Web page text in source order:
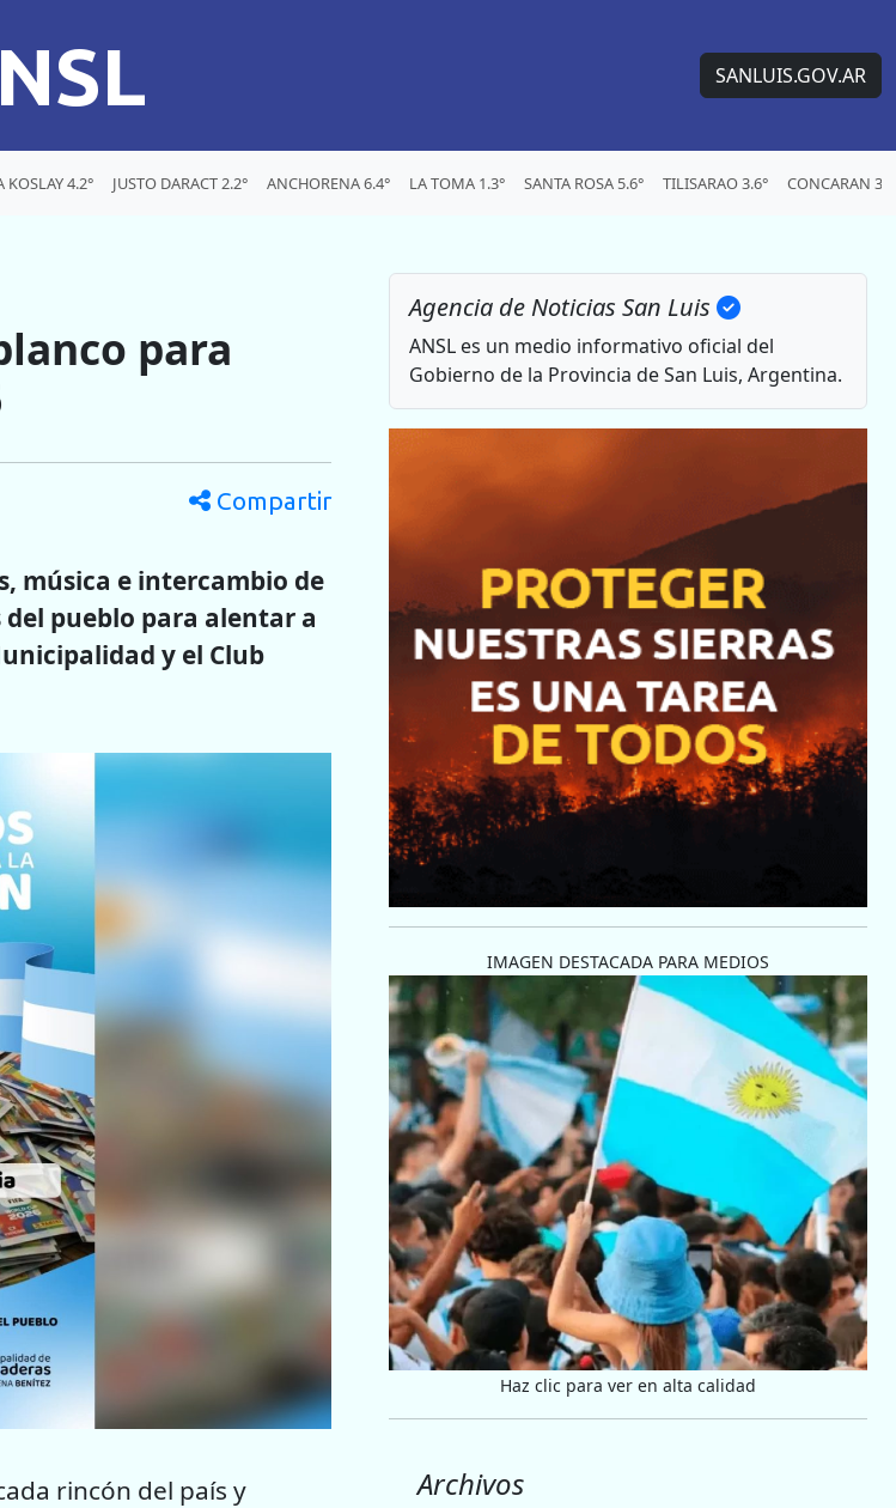
SANLUIS.GOV.AR
KOSLAY 4.2° JUSTO DARACT 2.2° ANCHORENA 6.4° LA TOMA 1.3° SANTA ROSA 5.6° TILISARAO 3.6° CONCARAN
para
Compartir
música e intercambio de
pueblo para alentar a
y el Club
rincón del país y
Agencia de Noticias San Luis
ANSL es un medio informativo oficial del
Gobierno de la Provincia de San Luis, Argentina.
IMAGEN DESTACADA PARA MEDIOS
Haz clic para ver en alta calidad
Archivos